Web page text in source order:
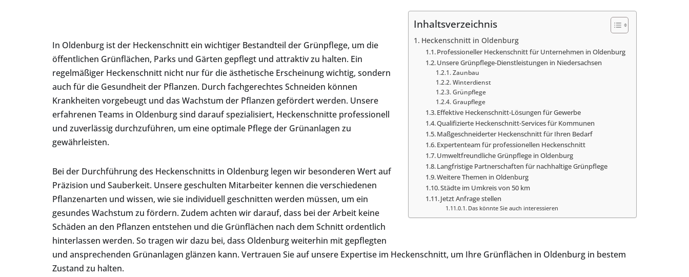
Inhaltsverzeichnis
Heckenschnitt in Oldenburg
Professioneller Heckenschnitt für Unternehmen in Oldenburg
Unsere Grünpflege-Dienstleistungen in Niedersachsen
Zaunbau
Winterdienst
Grünpflege
Graupflege
Effektive Heckenschnitt-Lösungen für Gewerbe
Qualifizierte Heckenschnitt-Services für Kommunen
Maßgeschneiderter Heckenschnitt für Ihren Bedarf
Expertenteam für professionellen Heckenschnitt
Umweltfreundliche Grünpflege in Oldenburg
Langfristige Partnerschaften für nachhaltige Grünpflege
Weitere Themen in Oldenburg
Städte im Umkreis von 50 km
Jetzt Anfrage stellen
Das könnte Sie auch interessieren
In Oldenburg ist der Heckenschnitt ein wichtiger Bestandteil der Grünpflege, um die
öffentlichen Grünflächen, Parks und Gärten gepflegt und attraktiv zu halten. Ein
regelmäßiger Heckenschnitt nicht nur für die ästhetische Erscheinung wichtig, sondern
auch für die Gesundheit der Pflanzen. Durch fachgerechtes Schneiden können
Krankheiten vorgebeugt und das Wachstum der Pflanzen gefördert werden. Unsere
erfahrenen Teams in Oldenburg sind darauf spezialisiert, Heckenschnitte professionell
und zuverlässig durchzuführen, um eine optimale Pflege der Grünanlagen zu
gewährleisten.
Bei der Durchführung des Heckenschnitts in Oldenburg legen wir besonderen Wert auf
Präzision und Sauberkeit. Unsere geschulten Mitarbeiter kennen die verschiedenen
Pflanzenarten und wissen, wie sie individuell geschnitten werden müssen, um ein
gesundes Wachstum zu fördern. Zudem achten wir darauf, dass bei der Arbeit keine
Schäden an den Pflanzen entstehen und die Grünflächen nach dem Schnitt ordentlich
hinterlassen werden. So tragen wir dazu bei, dass Oldenburg weiterhin mit gepflegten
und ansprechenden Grünanlagen glänzen kann. Vertrauen Sie auf unsere Expertise im Heckenschnitt, um Ihre Grünflächen in Oldenburg in bestem
Zustand zu halten.